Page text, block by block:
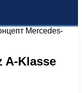
Mercedes-
A-Klasse